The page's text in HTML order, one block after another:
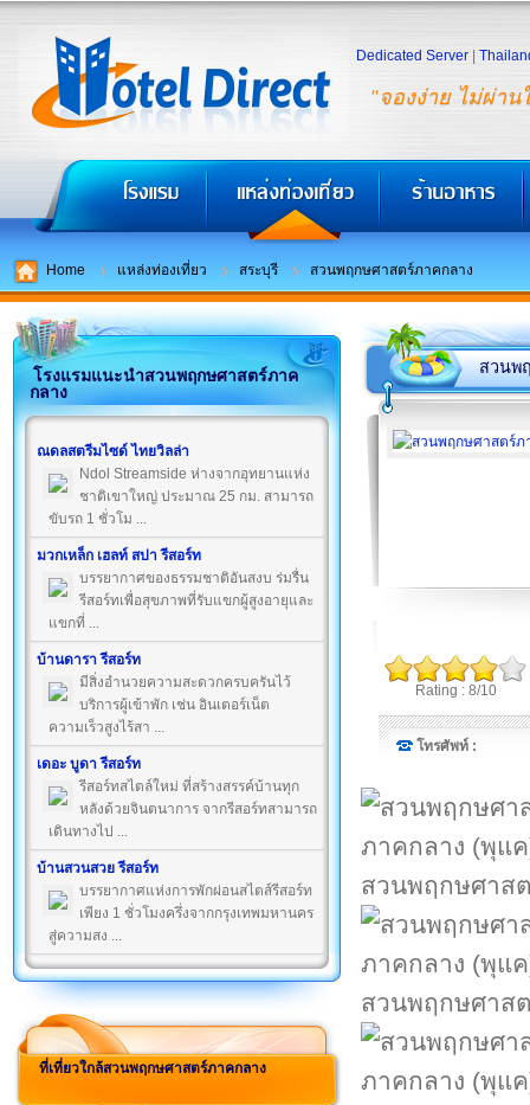
"จองง่าย ไม่ผ่าน
Dedicated Server
Home แหล่งท่องเที่ยว สระบุรี สวนพฤกษศาสตร์ภาคกลาง
โรงแรมแนะนำสวนพฤกษศาสตร์ภาค
กลาง
ณดลสตรีมไซด์ ไทยวิลล่า
Ndol Streamside ห่างจากอุทยานแห่ง
ชาติเขาใหญ่ ประมาณ 25 กม. สามารถ
ขับรถ 1 ชั่วโม ...
มวกเหล็ก เฮลท์ สปา รีสอร์ท
บรรยากาศของธรรมชาติอันสงบ ร่มรื่น
รีสอร์ทเพื่อสุขภาพที่รับแขกผู้สูงอายุและ
แขกที่ ...
บ้านดารา รีสอร์ท
มีสิ่งอำนวยความสะดวกครบครันไว้
บริการผู้เข้าพัก เช่น อินเตอร์เน็ต
ความเร็วสูงไร้สา ...
เดอะ บูดา รีสอร์ท
รีสอร์ทสไตล์ใหม่ ที่สร้างสรรค์บ้านทุก
หลังด้วยจินตนาการ จากรีสอร์ทสามารถ
เดินทางไป ...
บ้านสวนสวย รีสอร์ท
บรรยากาศแห่งการพักผ่อนสไตส์รีสอร์ท
เพียง 1 ชั่วโมงครึ่งจากกรุงเทพมหานคร
สู่ความสง ...
ที่เที่ยวใกล้สวนพฤกษศาสตร์ภาคกลาง
สวนพ
Rating : 8/10
โทรศัพท์ :
สวนพฤกษศาส
สวนพฤกษศาส